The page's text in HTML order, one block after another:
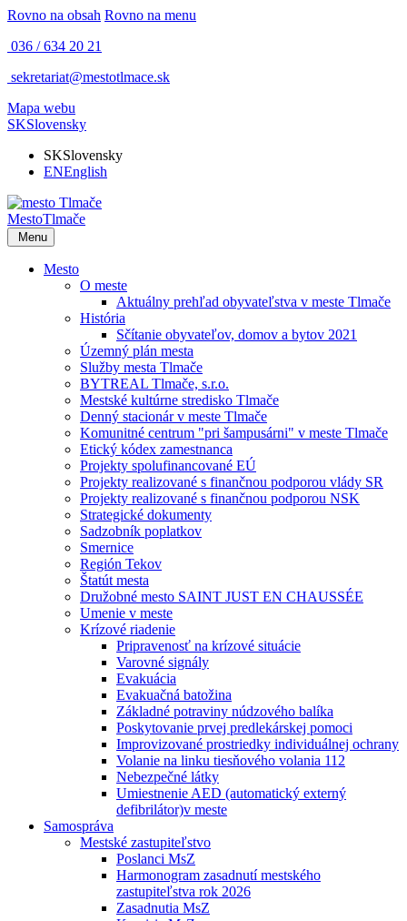
Rovno na obsah Rovno na menu
036 / 634 20 21
sekretariat@mestotlmace.sk
Mapa webu
SKSlovensky
SKSlovensky
ENEnglish
MestoTlmače
Menu
Mesto
O meste
Aktuálny prehľad obyvateľstva v meste Tlmače
História
Sčítanie obyvateľov, domov a bytov 2021
Územný plán mesta
Služby mesta Tlmače
BYTREAL Tlmače, s.r.o.
Mestské kultúrne stredisko Tlmače
Denný stacionár v meste Tlmače
Komunitné centrum "pri šampusárni" v meste Tlmače
Etický kódex zamestnanca
Projekty spolufinancované EÚ
Projekty realizované s finančnou podporou vlády SR
Projekty realizované s finančnou podporou NSK
Strategické dokumenty
Sadzobník poplatkov
Smernice
Región Tekov
Štatút mesta
Družobné mesto SAINT JUST EN CHAUSSÉE
Umenie v meste
Krízové riadenie
Pripravenosť na krízové situácie
Varovné signály
Evakuácia
Evakuačná batožina
Základné potraviny núdzového balíka
Poskytovanie prvej predlekárskej pomoci
Improvizované prostriedky individuálnej ochrany
Volanie na linku tiesňového volania 112
Nebezpečné látky
Umiestnenie AED (automatický externý
defibrilátor)v meste
Samospráva
Mestské zastupiteľstvo
Poslanci MsZ
Harmonogram zasadnutí mestského
zastupiteľstva rok 2026
Zasadnutia MsZ